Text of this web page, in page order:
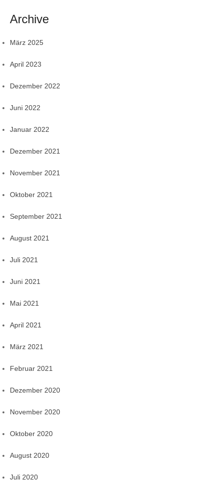
Archive
März 2025
April 2023
Dezember 2022
Juni 2022
Januar 2022
Dezember 2021
November 2021
Oktober 2021
September 2021
August 2021
Juli 2021
Juni 2021
Mai 2021
April 2021
März 2021
Februar 2021
Dezember 2020
November 2020
Oktober 2020
August 2020
Juli 2020